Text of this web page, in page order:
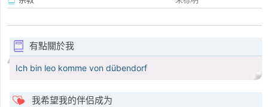
有點關於我
Ich bin leo komme von dübendorf
我希望我的伴侣成为